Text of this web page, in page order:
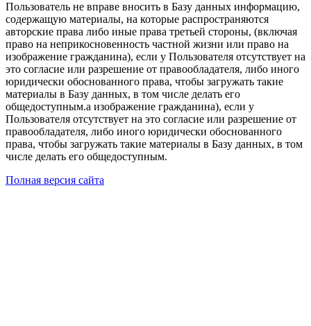
Пользователь не вправе вносить в Базу данных информацию,
содержащую материалы, на которые распространяются
авторские права либо иные права третьей стороны, (включая
право на неприкосновенность частной жизни или право на
изображение гражданина), если у Пользователя отсутствует на
это согласие или разрешение от правообладателя, либо иного
юридически обоснованного права, чтобы загружать такие
материалы в Базу данных, в том числе делать его
общедоступным.а изображение гражданина), если у
Пользователя отсутствует на это согласие или разрешение от
правообладателя, либо иного юридически обоснованного
права, чтобы загружать такие материалы в Базу данных, в том
числе делать его общедоступным.
Полная версия сайта